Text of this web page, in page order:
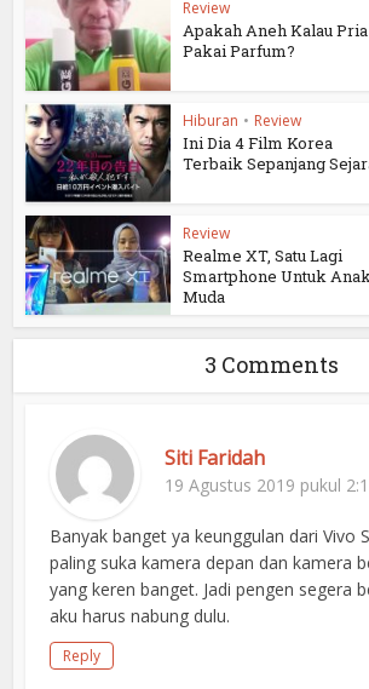
Review
Apakah Aneh Kalau Pria
Pakai Parfum?
Hiburan • Review
Ini Dia 4 Film Korea
Terbaik Sepanjang
Review
Realme XT, Satu Lagi
Smartphone Untuk
Muda
3 Comments
Siti Faridah
19 Agustus 2019 pukul
Banyak banget ya keunggulan dari Vivo
paling suka kamera depan dan kamera
yang keren banget. Jadi pengen segera
aku harus nabung dulu.
Reply